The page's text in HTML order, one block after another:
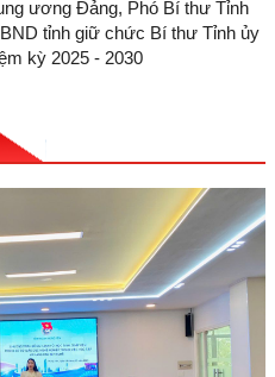
ương Đảng, Phó Bí thư Tỉnh
tỉnh giữ chức Bí thư Tỉnh ủy
kỳ 2025 - 2030